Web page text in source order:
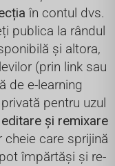
în contul dvs.
publica la rândul
și altora,
(prin link sau
de e-learning
pentru uzul
editare și remixare
care sprijină
împărtăși și re-